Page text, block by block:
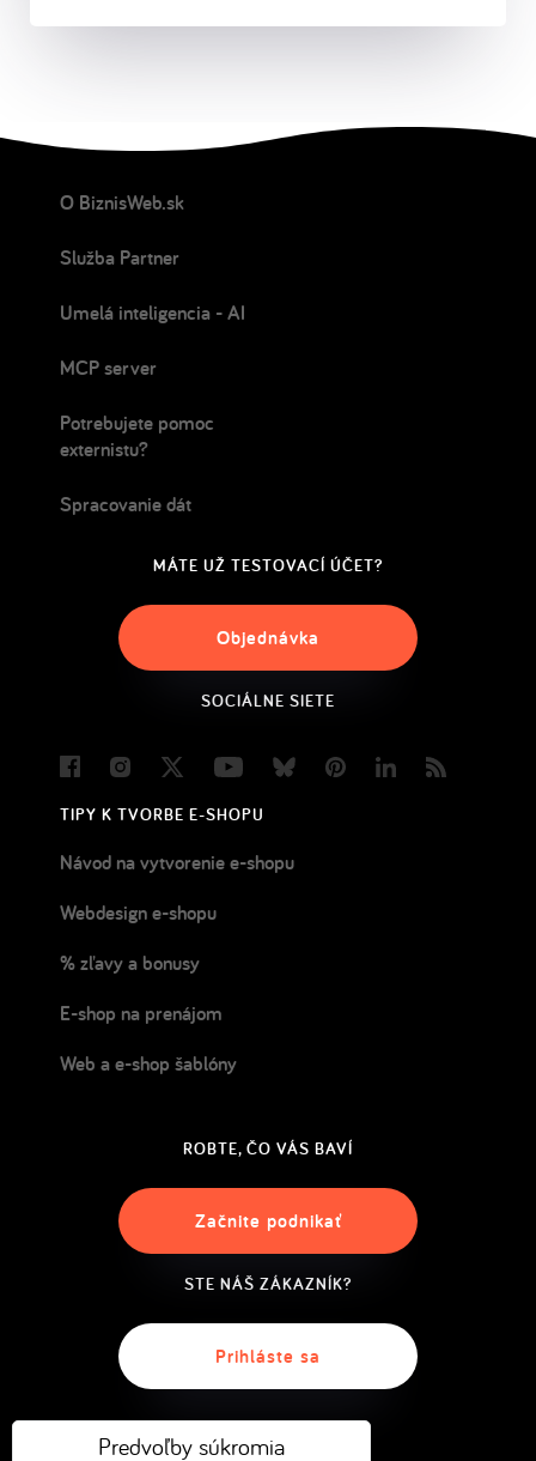
O BiznisWeb.sk
Služba Partner
Umelá inteligencia - AI
MCP server
Potrebujete pomoc
externistu?
Spracovanie dát
MÁTE UŽ TESTOVACÍ ÚČET?
Objednávka
SOCIÁLNE SIETE
FacebookInstagram
Twitter YoutubeBlueskyPinterestLinkedIn
TIPY K TVORBE E-SHOPU
Návod na vytvorenie e-shopu
Webdesign e-shopu
% zľavy a bonusy
E-shop na prenájom
Web a e-shop šablóny
ROBTE, ČO VÁS BAVÍ
Začnite podnikať
STE NÁŠ ZÁKAZNÍK?
Prihláste sa
Predvoľby súkromia